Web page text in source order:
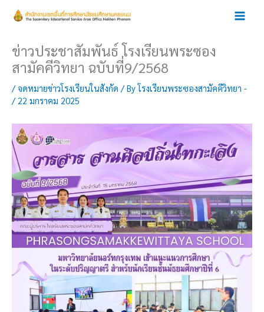
ข่าวประชาสัมพันธ์ โรงเรียนพระซอง
สามัคคีวิทยา ฉบับที่9/2568
/จดหมายข่าวโรงเรียนในสังกัด / Byโรงเรียนพระซองสามัคคีวิทยา -
/ 22 มกราคม 2025